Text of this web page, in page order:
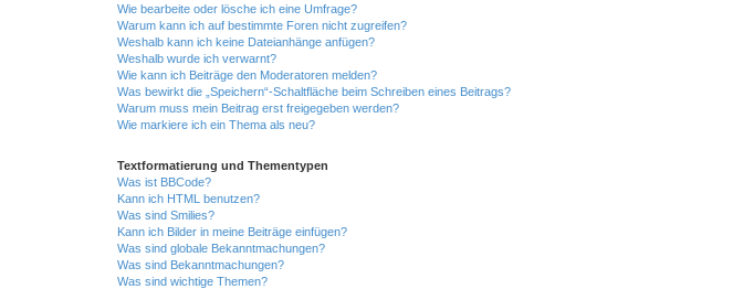
Wie bearbeite oder lösche ich eine Umfrage?
Warum kann ich auf bestimmte Foren nicht zugreifen?
Weshalb kann ich keine Dateianhänge anfügen?
Weshalb wurde ich verwarnt?
Wie kann ich Beiträge den Moderatoren melden?
Was bewirkt die „Speichern“-Schaltfläche beim Schreiben eines Beitrags?
Warum muss mein Beitrag erst freigegeben werden?
Wie markiere ich ein Thema als neu?
Textformatierung und Thementypen
Was ist BBCode?
Kann ich HTML benutzen?
Was sind Smilies?
Kann ich Bilder in meine Beiträge einfügen?
Was sind globale Bekanntmachungen?
Was sind Bekanntmachungen?
Was sind wichtige Themen?